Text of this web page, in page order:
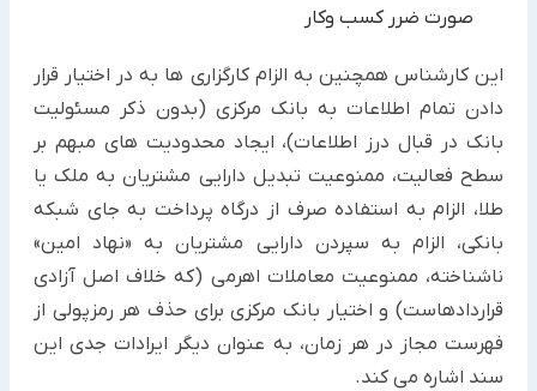
صورت ضرر کسب وکار
این کارشناس همچنین به الزام کارگزاری ها به در اختیار قرار
دادن تمام اطلاعات به بانک مرکزی (بدون ذکر مسئولیت
بانک در قبال درز اطلاعات)، ایجاد محدودیت های مبهم بر
سطح فعالیت، ممنوعیت تبدیل دارایی مشتریان به ملک یا
طلا، الزام به استفاده صرف از درگاه پرداخت به جای شبکه
بانکی، الزام به سپردن دارایی مشتریان به «نهاد امین»
ناشناخته، ممنوعیت معاملات اهرمی (که خلاف اصل آزادی
قراردادهاست) و اختیار بانک مرکزی برای حذف هر رمزپولی از
فهرست مجاز در هر زمان، به عنوان دیگر ایرادات جدی این
سند اشاره می کند.